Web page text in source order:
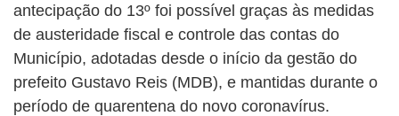
antecipação do 13º foi possível graças às medidas
de austeridade fiscal e controle das contas do
Município, adotadas desde o início da gestão do
prefeito Gustavo Reis (MDB), e mantidas durante o
período de quarentena do novo coronavírus.